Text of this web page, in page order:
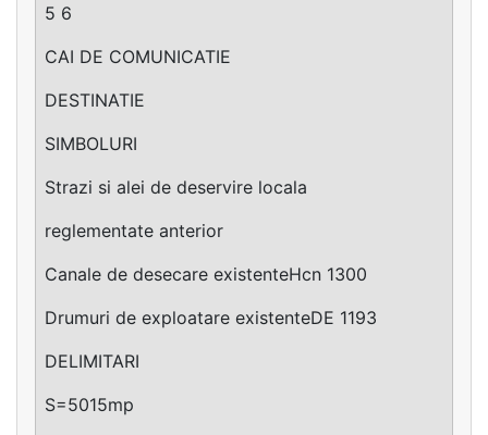
5 6
CAI DE COMUNICATIE
DESTINATIE
SIMBOLURI
Strazi si alei de deservire locala
reglementate anterior
Canale de desecare existenteHcn 1300
Drumuri de exploatare existenteDE 1193
DELIMITARI
S=5015mp